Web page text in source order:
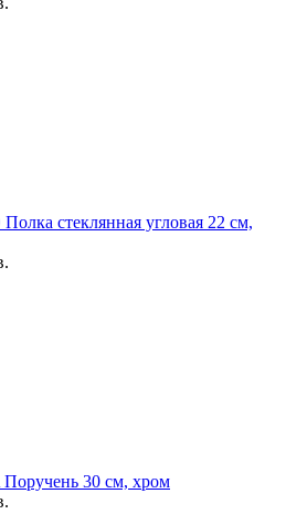
стеклянная угловая 22 см,
Поручень 30 см, хром